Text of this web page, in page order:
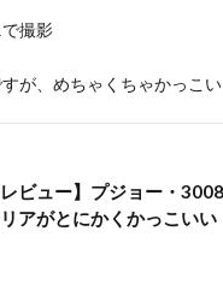
撮影
が、めちゃくちゃかっこ
レビュー】プジョー・3008
アがとにかくかっこいい